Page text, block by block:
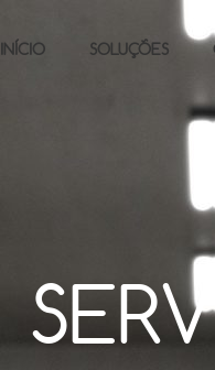
INÍCIO SOLUÇÕES